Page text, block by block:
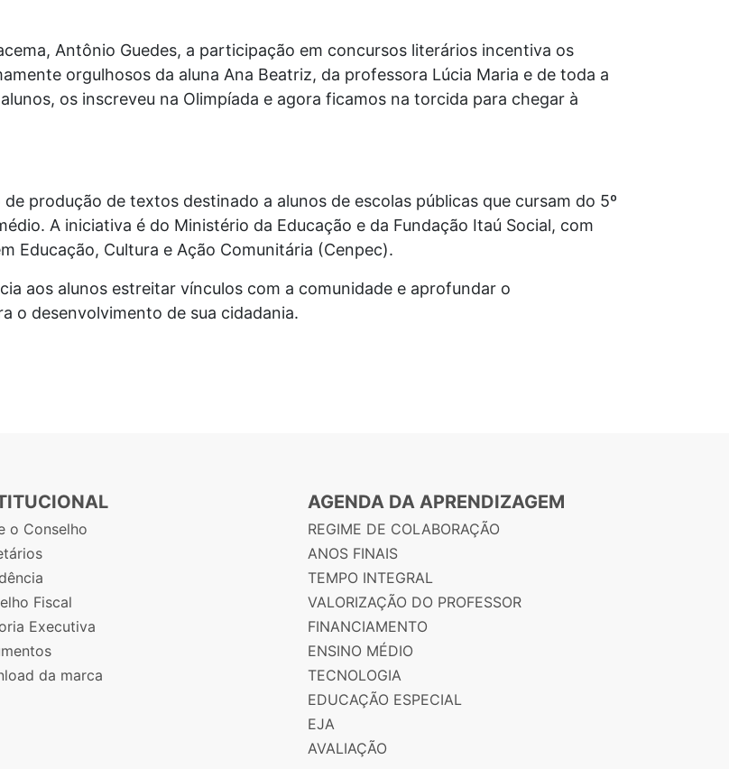
Antônio Guedes, a participação em concursos literários incentiva os
orgulhosos da aluna Ana Beatriz, da professora Lúcia Maria e de toda a
os inscreveu na Olimpíada e agora ficamos na torcida para chegar à
produção de textos destinado a alunos de escolas públicas que cursam do 5º
A iniciativa é do Ministério da Educação e da Fundação Itaú Social, com
Educação, Cultura e Ação Comunitária (Cenpec).
aos alunos estreitar vínculos com a comunidade e aprofundar o
o desenvolvimento de sua cidadania.
o Conselho
Fiscal
Executiva
da marca
AGENDA DA APRENDIZAGEM
REGIME DE COLABORAÇÃO
ANOS FINAIS
TEMPO INTEGRAL
VALORIZAÇÃO DO PROFESSOR
FINANCIAMENTO
ENSINO MÉDIO
TECNOLOGIA
EDUCAÇÃO ESPECIAL
EJA
AVALIAÇÃO